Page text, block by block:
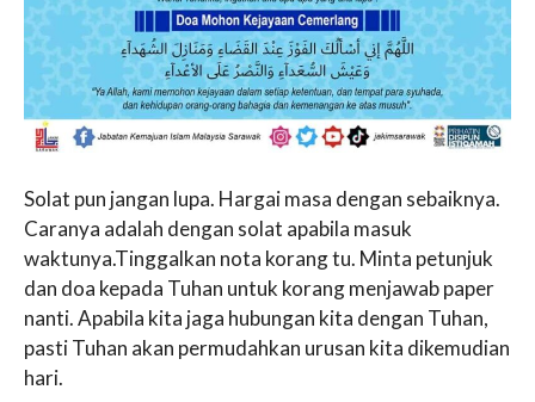
Solat pun jangan lupa. Hargai masa dengan sebaiknya.
Caranya adalah dengan solat apabila masuk
waktunya.Tinggalkan nota korang tu. Minta petunjuk
dan doa kepada Tuhan untuk korang menjawab paper
nanti. Apabila kita jaga hubungan kita dengan Tuhan,
pasti Tuhan akan permudahkan urusan kita dikemudian
hari.